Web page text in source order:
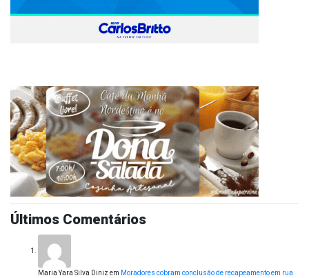
Últimos Comentários
Maria Yara Silva Diniz em Moradores cobram conclusão de recapeamento em rua